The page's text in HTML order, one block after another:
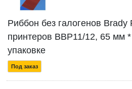
Риббон без галогенов Brady
принтеров BBP11/12, 65 мм
упаковке
Под заказ